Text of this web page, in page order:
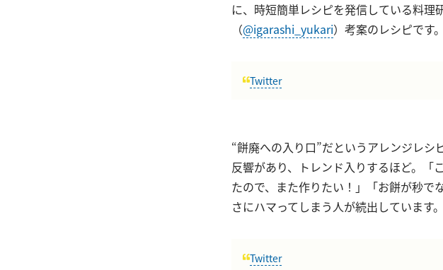
に、時短簡単レシピを発信している料理
（@igarashi_yukari）考案のレシピです。
Twitter
“餅廃への入り口”だというアレンジレ
反響があり、トレンド入りするほど。
たので、また作りたい！」「お餅が秒
さにハマってしまう人が続出しています。
Twitter